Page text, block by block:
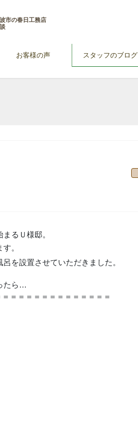
市の春日工務店
お客様の声 スタッフのブログ
るＵ様邸。
。
を設置させていただきました。
たら…
＝＝＝＝＝＝＝＝＝＝＝＝＝